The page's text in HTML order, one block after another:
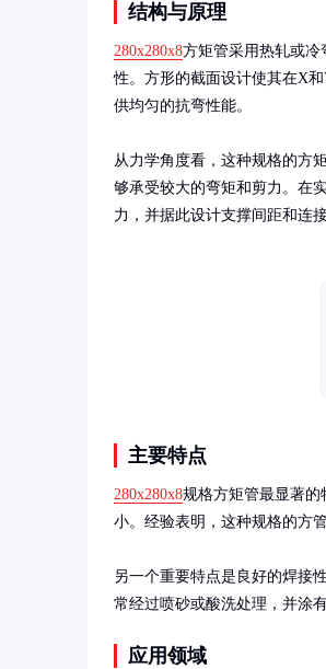
结构与原理
280x280x8方矩管采用热轧或
性。方形的截面设计使其在X
供均匀的抗弯性能。
从力学角度看，这种规格的方
够承受较大的弯矩和剪力。在
力，并据此设计支撑间距和连接
主要特点
280x280x8规格方矩管最显著的
小。经验表明，这种规格的方
另一个重要特点是良好的焊接
常经过喷砂或酸洗处理，并涂
应用领域